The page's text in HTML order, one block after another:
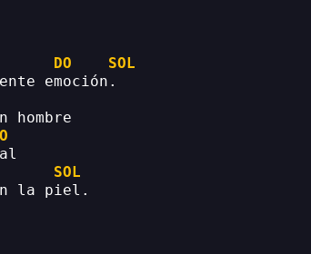
DO
SOL
emoción.
hombre
SOL
la piel.